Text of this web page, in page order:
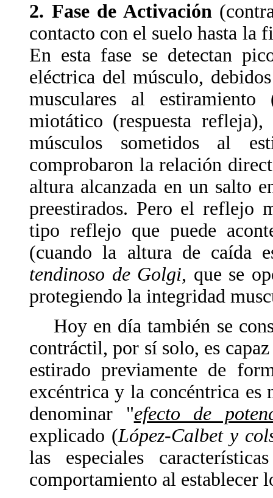
2. Fase de Activación
contacto con el suelo hasta la
En esta fase se detectan
eléctrica del músculo,
musculares al
miotático (respuesta
músculos sometidos al
comprobaron la relación
altura alcanzada en un salto
preestirados. Pero el reflejo
tipo reflejo que puede
(cuando la altura de caída
tendinoso de Golgi, que se
protegiendo la integridad
Hoy en día también se
contráctil, por sí solo, es
estirado previamente de
excéntrica y la concéntrica es
denominar "efecto de
explicado (López-Calbet y
las especiales
comportamiento al establecer